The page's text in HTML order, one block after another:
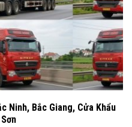
Ninh, Bắc Giang, Cửa Khẩu